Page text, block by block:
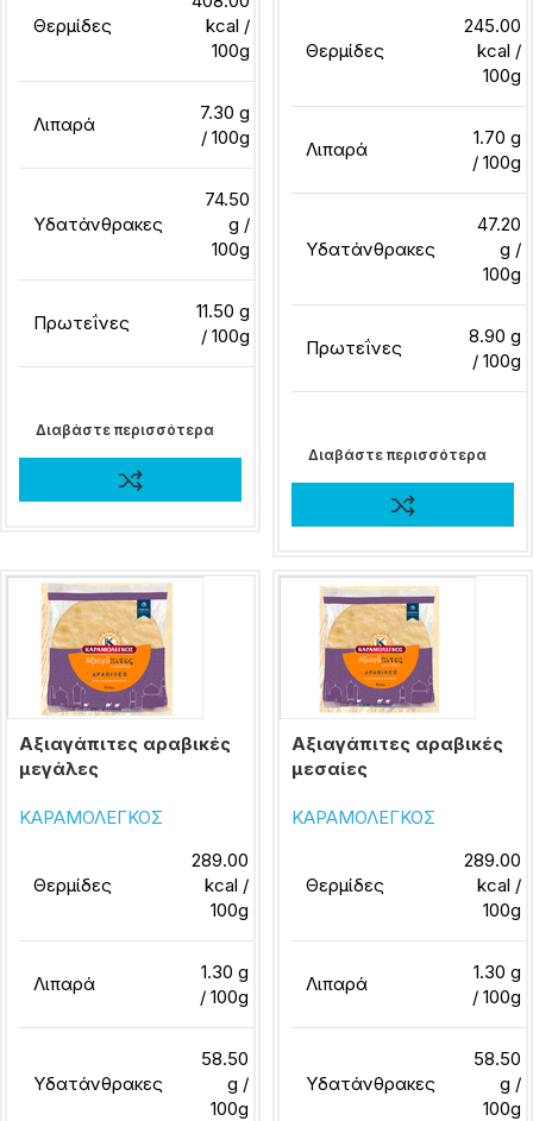
Θερμίδες
kcal /
100g
Λιπαρά
7.30 g
/ 100g
Υδατάνθρακες
74.50
g /
100g
Πρωτεΐνες
11.50 g
/ 100g
Διαβάστε περισσότερα
Θερμίδες
245.00
kcal /
100g
Λιπαρά
1.70 g
/ 100g
Υδατάνθρακες
47.20
g /
100g
Πρωτεΐνες
8.90 g
/ 100g
Διαβάστε περισσότερα
Αξιαγάπιτες αραβικές
μεγάλες
ΚΑΡΑΜΟΛΕΓΚΟΣ
Θερμίδες
289.00
kcal /
100g
Λιπαρά
1.30 g
/ 100g
Υδατάνθρακες
58.50
g /
100g
Αξιαγάπιτες αραβικές
μεσαίες
ΚΑΡΑΜΟΛΕΓΚΟΣ
Θερμίδες
289.00
kcal /
100g
Λιπαρά
1.30 g
/ 100g
Υδατάνθρακες
58.50
g /
100g